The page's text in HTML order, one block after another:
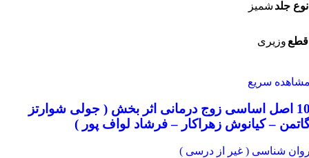
جلدشمیز
وزیری
سریع
10 اصل اساسی زوج درمانی اثر بخش ( جولی شوارتز
– کیانوش زهراکار – فرشاد لواف پور )
شناسی ( غیر از درسی )